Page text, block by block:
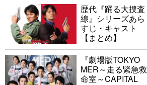
歴代『踊る大捜査
線』シリーズあら
すじ・キャスト
【まとめ】
『劇場版TOKYO
MER～走る緊急救
命室～CAPITAL